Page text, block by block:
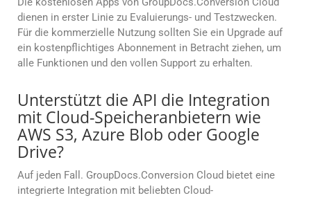
dienen in erster Linie zu Evaluierungs- und Testzwecken.
Für die kommerzielle Nutzung sollten Sie ein Upgrade auf
ein kostenpflichtiges Abonnement in Betracht ziehen, um
alle Funktionen und den vollen Support zu erhalten.
Unterstützt die API die Integration
mit Cloud-Speicheranbietern wie
AWS S3, Azure Blob oder Google
Drive?
Auf jeden Fall. GroupDocs.Conversion Cloud bietet eine
integrierte Integration mit beliebten Cloud-